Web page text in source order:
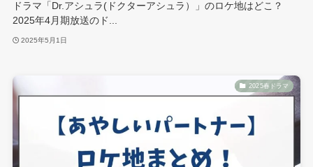
ドラマ「Dr.アシュラ(ドクターアシュラ）」のロケ地はどこ？
2025年4月期放送のド...
2025年5月1日
2025春ドラマ